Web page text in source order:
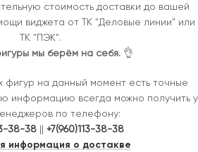
стоимость доставки до вашей
виджета от ТК "Деловые линии" или
ТК "ПЭК".
мы берём на себя.👌
фигур на данный момент есть точные
информацию всегда можно получить у
по телефону:
38-38 || +7(960)113-38-38
информация о достакве